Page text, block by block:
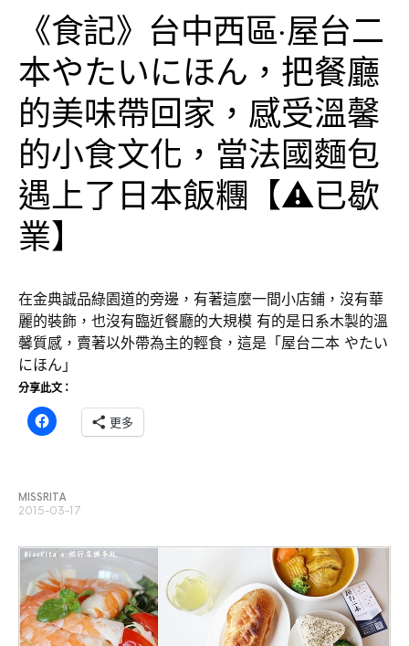
《食記》台中西區‧屋台二
本やたいにほん，把餐廳
的美味帶回家，感受溫馨
的小食文化，當法國麵包
遇上了日本飯糰【⚠已歇
業】
在金典誠品綠園道的旁邊，有著這麼一間小店鋪，沒有華
麗的裝飾，也沒有臨近餐廳的大規模 有的是日系木製的溫
馨質感，賣著以外帶為主的輕食，這是「屋台二本 やたい
にほん」
分享此文：
更多
MISSRITA
2015-03-17